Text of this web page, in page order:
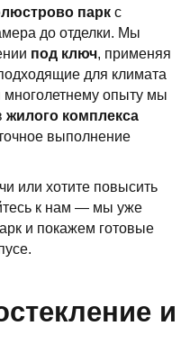
парк с
до отделки. Мы
под ключ, применяя
для климата
многолетнему опыту мы
жилого комплекса
выполнение
или хотите повысить
к нам — мы уже
и покажем готовые
и